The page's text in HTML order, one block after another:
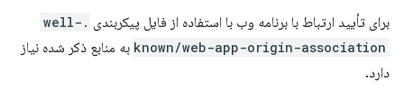
برای تأیید ارتباط با برنامه وب با استفاده از فایل پیکربندی
.well-
known/web-app-origin-association به منابع ذکر شده نیاز
دارد.